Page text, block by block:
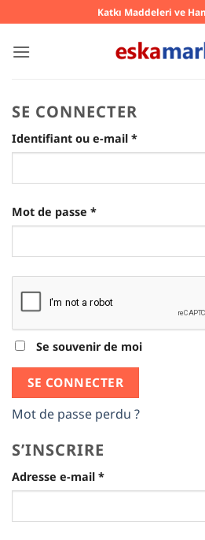
au
contenu
Katkı Maddeleri ve
SE CONNECTER
Identifiant ou e-mail *Obligatoire
Mot de passe *Obligatoire
Se souvenir de moi
SE CONNECTER
Mot de passe perdu ?
S’INSCRIRE
Adresse e-mail *Obligatoire